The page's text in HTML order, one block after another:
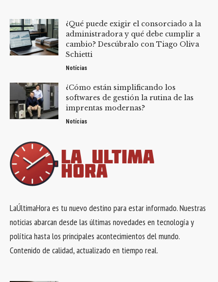
¿Qué puede exigir el consorciado a la
administradora y qué debe cumplir a
cambio? Descúbralo con Tiago Oliva
Schietti
Notícias
¿Cómo están simplificando los
softwares de gestión la rutina de las
imprentas modernas?
Notícias
LaÚltimaHora es tu nuevo destino para estar informado. Nuestras
noticias abarcan desde las últimas novedades en tecnología y
política hasta los principales acontecimientos del mundo.
Contenido de calidad, actualizado en tiempo real.